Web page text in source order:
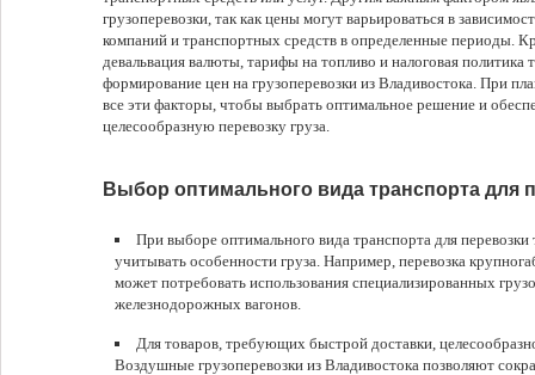
грузоперевозки, так как цены могут варьироваться в
компаний и транспортных средств в определенные периоды.
девальвация валюты, тарифы на топливо и налоговая политика
формирование цен на грузоперевозки из Владивостока. При
все эти факторы, чтобы выбрать оптимальное решение и
целесообразную перевозку груза.
Выбор оптимального вида транспорта для
При выборе оптимального вида транспорта для перевозки
учитывать особенности груза. Например, перевозка
может потребовать использования специализированных
железнодорожных вагонов.
Для товаров, требующих быстрой доставки,
Воздушные грузоперевозки из Владивостока позволяют